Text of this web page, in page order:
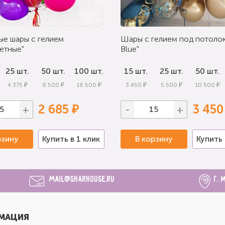
шары с гелием
25 шт.
4 375 ₽
50 шт.
8 500 ₽
100 шт.
16 500 ₽
+ 2 685 ₽
Купить в 1 клик
Шары с гелием под
Blue"
15 шт.
3 450 ₽
25 шт.
5 500 ₽
50 шт.
10 500 ₽
- + 3
В корзину Купить
mail@sharhouse.ru г.